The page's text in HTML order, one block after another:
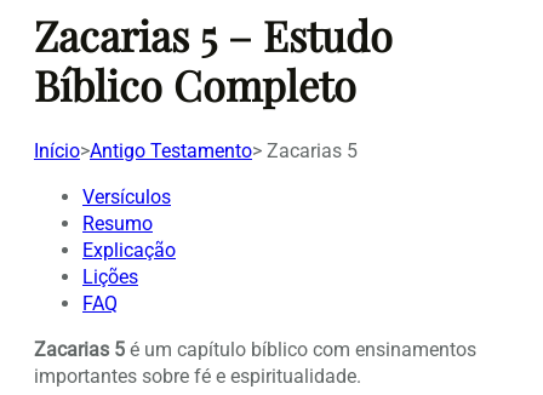
Zacarias 5 – Estudo
Bíblico Completo
Início>Antigo Testamento> Zacarias 5
Versículos
Resumo
Explicação
Lições
FAQ
Zacarias 5 é um capítulo bíblico com ensinamentos
importantes sobre fé e espiritualidade.